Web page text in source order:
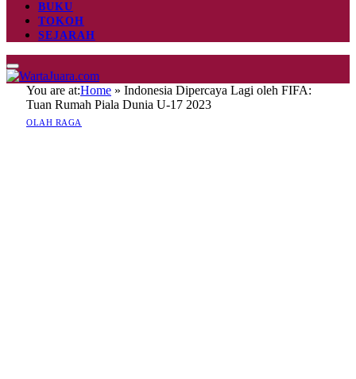
BUKU
TOKOH
SEJARAH
You are at:Home » Indonesia Dipercaya Lagi oleh FIFA:
Tuan Rumah Piala Dunia U-17 2023
OLAH RAGA